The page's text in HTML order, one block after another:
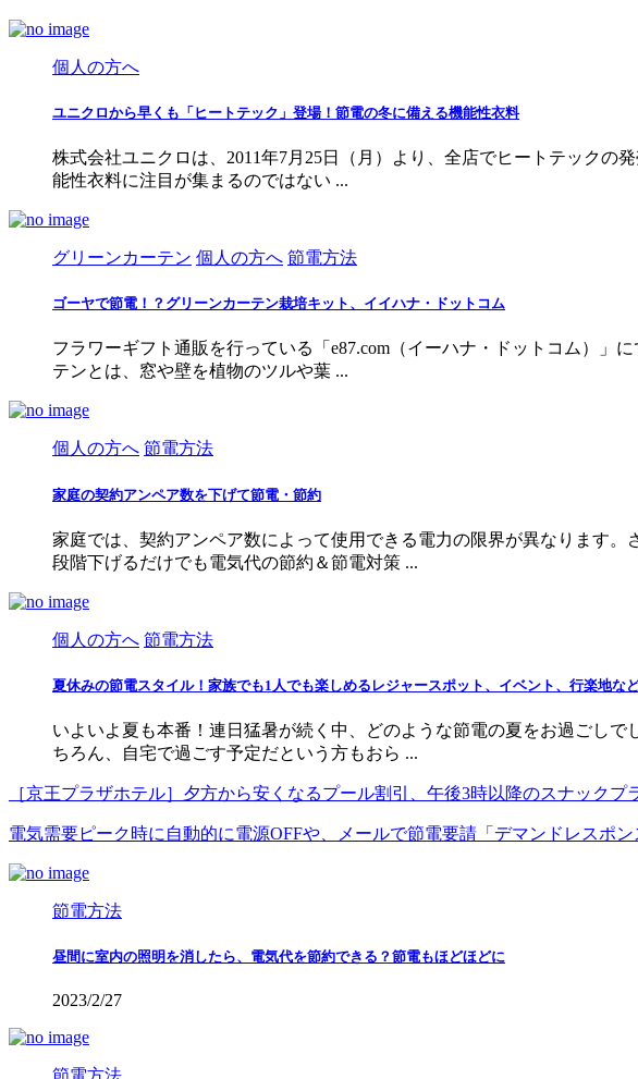
個人の方へ
ユニクロから早くも「ヒートテック」登場！節電の冬に備える機能性衣料
株式会社ユニクロは、2011年7月25日（月）より、全店でヒートテック
能性衣料に注目が集まるのではない ...
グリーンカーテン 個人の方へ 節電方法
ゴーヤで節電！？グリーンカーテン栽培キット、イイハナ・ドットコム
フラワーギフト通販を行っている「e87.com（イーハナ・ドットコム）」
テンとは、窓や壁を植物のツルや葉 ...
個人の方へ 節電方法
家庭の契約アンペア数を下げて節電・節約
家庭では、契約アンペア数によって使用できる電力の限界が異なります
段階下げるだけでも電気代の節約＆節電対策 ...
個人の方へ 節電方法
夏休みの節電スタイル！家族でも1人でも楽しめるレジャースポット、イベント、行楽地な
いよいよ夏も本番！連日猛暑が続く中、どのような節電の夏をお過ごし
ちろん、自宅で過ごす予定だという方もおら ...
［京王プラザホテル］夕方から安くなるプール割引、午後3時以降のスナックプ
電気需要ピーク時に自動的に電源OFFや、メールで節電要請「デマンドレスポ
節電方法
昼間に室内の照明を消したら、電気代を節約できる？節電もほどほどに
2023/2/27